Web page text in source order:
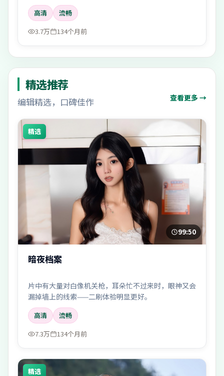
高清
流畅
3.7万
134个月前
精选推荐
编辑精选，口碑佳作 查看更多 →
精选
99:50
暗夜档案
片中有大量对白像机关枪，耳朵忙不过来时，眼神又会
漏掉墙上的线索——二刷体验明显更好。
高清
流畅
7.3万
134个月前
精选